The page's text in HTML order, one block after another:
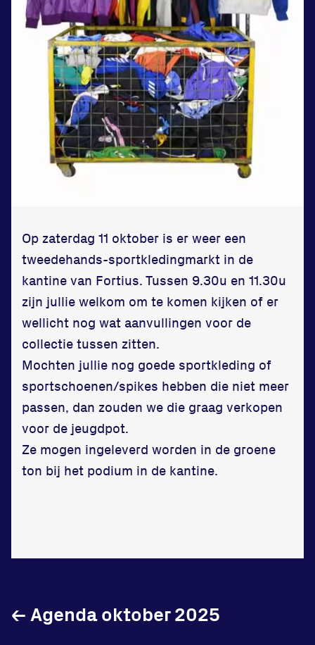
Updates
Atleten
Vereniging
Contact
Locatie
Sportpark Reeweg
Halmaheiraplein 35
3312 GH Dordrecht
Bekijk locatie
Informatie
Privacy en cookies
Op zaterdag 11 oktober is er weer een
tweedehands-sportkledingmarkt in de
kantine van Fortius. Tussen 9.30u en 11.30u
zijn jullie welkom om te komen kijken of er
wellicht nog wat aanvullingen voor de
collectie tussen zitten.
Mochten jullie nog goede sportkleding of
sportschoenen/spikes hebben die niet meer
passen, dan zouden we die graag verkopen
voor de jeugdpot.
Ze mogen ingeleverd worden in de groene
ton bij het podium in de kantine.
Agenda oktober 2025
←